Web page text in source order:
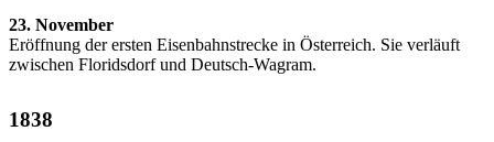
23. November
Eröffnung der ersten Eisenbahnstrecke in Österreich. Sie verläuft
zwischen Floridsdorf und Deutsch-Wagram.
1838